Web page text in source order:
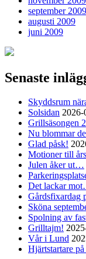
september 2009
augusti 2009
juni 2009
Senaste
Skyddsrum
Solsidan 2026-
Grillsäsongen
Nu blommar
Glad påsk!
Motioner till
Julen åker ut…
Det lackar
Gårdsfixardag
Sköna
Spolning av
Grilltajm!
Vår i Lund
Hjärtstartare